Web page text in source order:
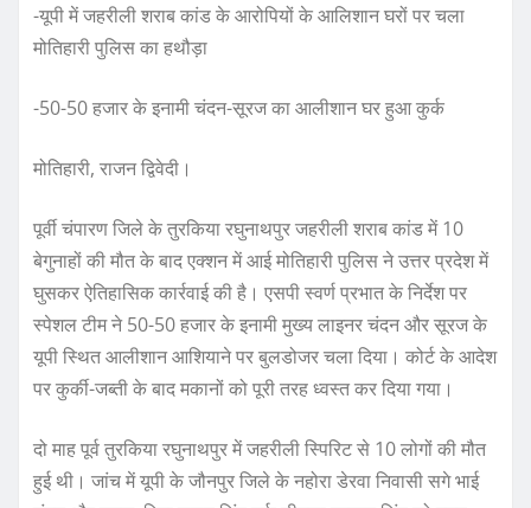
-यूपी में जहरीली शराब कांड के आरोपियों के आलिशान घरों पर चला
मोतिहारी पुलिस का हथौड़ा
-50-50 हजार के इनामी चंदन-सूरज का आलीशान घर हुआ कुर्क
मोतिहारी, राजन द्विवेदी।
पूर्वी चंपारण जिले के तुरकिया रघुनाथपुर जहरीली शराब कांड में 10
बेगुनाहों की मौत के बाद एक्शन में आई मोतिहारी पुलिस ने उत्तर प्रदेश में
घुसकर ऐतिहासिक कार्रवाई की है। एसपी स्वर्ण प्रभात के निर्देश पर
स्पेशल टीम ने 50-50 हजार के इनामी मुख्य लाइनर चंदन और सूरज के
यूपी स्थित आलीशान आशियाने पर बुलडोजर चला दिया। कोर्ट के आदेश
पर कुर्की-जब्ती के बाद मकानों को पूरी तरह ध्वस्त कर दिया गया।
दो माह पूर्व तुरकिया रघुनाथपुर में जहरीली स्पिरिट से 10 लोगों की मौत
हुई थी। जांच में यूपी के जौनपुर जिले के नहोरा डेरवा निवासी सगे भाई